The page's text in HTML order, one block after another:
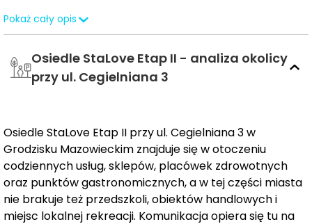
W ramach projektu zaplanowano budowę
Łącznie powstanie tu ponad 460 mieszkań o
różnorodnych metrażach i przemyślanych układach,
Obecnie dobiega końca realizacja pierwszego etapu. W
drugim etapie inwestycji powstanie 80 lokali.
Założenia projektowe osiedlaStaLoveuwzględniają
oczekiwania szerokiego grona mieszkańców – od singli,
przez pary, po rodziny z dziećmi.Przemyślane układy
Pokaż cały opis
Osiedle StaLove Etap II - analiza okolicy
przy ul. Cegielniana 3
Osiedle StaLove Etap II przy ul. Cegielniana 3 w
Grodzisku Mazowieckim znajduje się w otoczeniu
codziennych usług, sklepów, placówek zdrowotnych
oraz punktów gastronomicznych, a w tej części miasta
nie brakuje też przedszkoli, obiektów handlowych i
miejsc lokalnej rekreacji. Komunikacja opiera się tu na